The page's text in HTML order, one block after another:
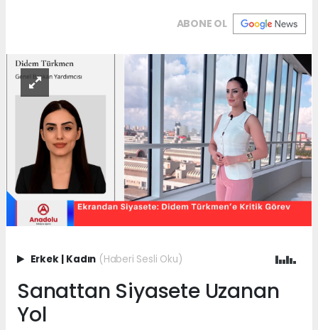
ABONE OL
Erkek Kadın (Haberi Sesli Oku)
Sanattan Siyasete Uzanan
Yol